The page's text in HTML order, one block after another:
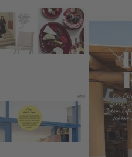
Farben, moderne Eleganz,
dreht sich alles um frische
Eleganz und tollen
für mehr Farbe und
gute Laune auf.
Frankreich, um den
Kultur und Genuss an der
Alltagsküche und kleine